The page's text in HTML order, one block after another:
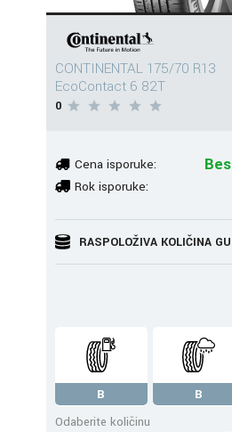
CONTINENTAL 175/70 R13
EcoContact 6 82T
0
Cena isporuke:
Rok isporuke:
RASPOLOŽIVA KOLIČINA
B B
Odaberite količinu